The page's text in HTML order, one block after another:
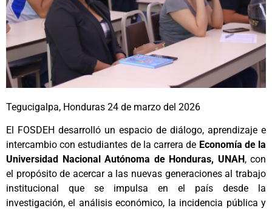
Tegucigalpa, Honduras 24 de marzo del 2026
El FOSDEH desarrolló un espacio de diálogo, aprendizaje e
intercambio con estudiantes de la carrera de Economía de la
Universidad Nacional Autónoma de Honduras, UNAH , con
el propósito de acercar a las nuevas generaciones al trabajo
institucional que se impulsa en el país desde la
investigación, el análisis económico, la incidencia pública y